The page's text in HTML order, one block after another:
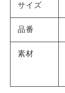
サイズ
品番
素材